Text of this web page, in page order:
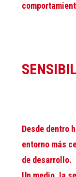
Desde dentro
entorno más
de desarrollo.